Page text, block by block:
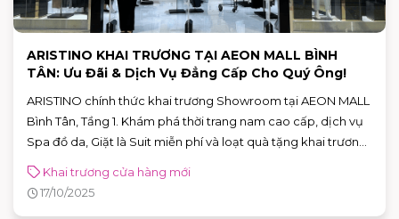
ARISTINO KHAI TRƯƠNG TẠI AEON MALL BÌNH
TÂN: Ưu Đãi & Dịch Vụ Đẳng Cấp Cho Quý Ông!
ARISTINO chính thức khai trương Showroom tại AEON MALL
Bình Tân, Tầng 1. Khám phá thời trang nam cao cấp, dịch vụ
Spa đồ da, Giặt là Suit miễn phí và loạt quà tặng khai trương
Khai trương cửa hàng mới
17/10/2025